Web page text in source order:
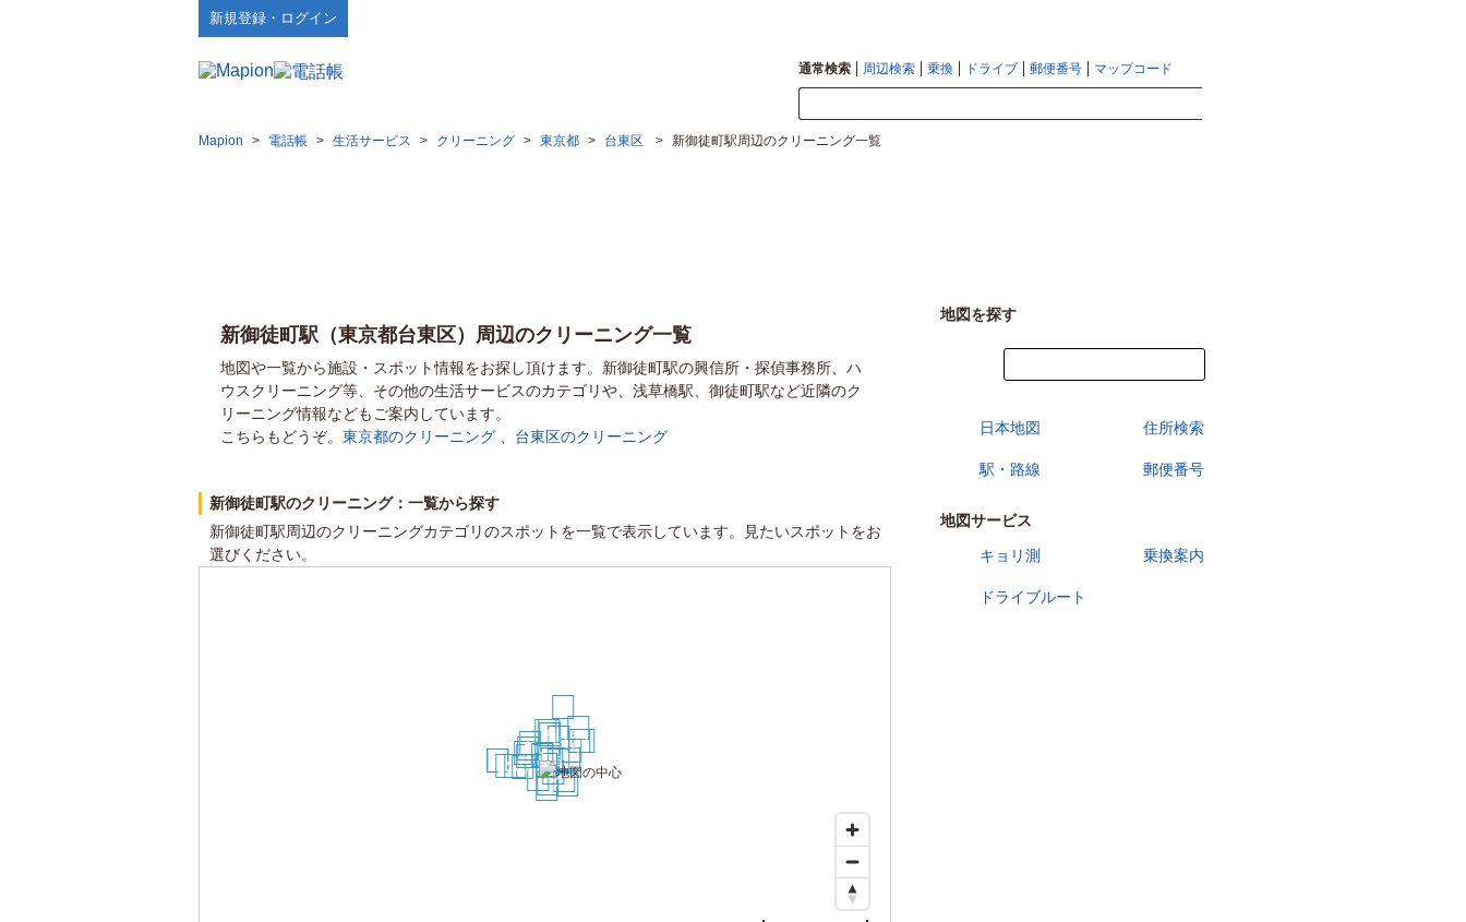
新規登録・ログイン
通常検索 周辺検索 乗換 ドライブ 郵便番号 マップコード
Mapion > 電話帳 > 生活サービス > クリーニング > 東京都 > 台東区 > 新御徒町駅周辺のクリーニング一覧
新御徒町駅（東京都台東区）周辺のクリーニング一覧
地図や一覧から施設・スポット情報をお探し頂けます。新御徒町駅の興信所・探偵事務所、ハ
ウスクリーニング等、その他の生活サービスのカテゴリや、浅草橋駅、御徒町駅など近隣のク
リーニング情報などもご案内しています。
こちらもどうぞ。 東京都のクリーニング 台東区のクリーニング
新御徒町駅のクリーニング：一覧から探す
新御徒町駅周辺のクリーニングカテゴリのスポットを一覧で表示しています。見たいスポットをお
選びください。
12
3
45
6
7
8
9
10
11
12
13
14
15
16
17
1819
20
21
22
2324
25
26
27
29
30
地図を探す
日本地図 住所検索
駅・路線 郵便番号
地図サービス
キョリ測
乗換案内
ドライブルート